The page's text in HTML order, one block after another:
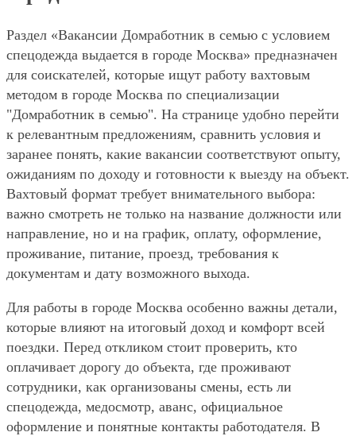
Раздел «Вакансии Домработник в семью с условием
спецодежда выдается в городе Москва» предназначен
для соискателей, которые ищут работу вахтовым
методом в городе Москва по специализации
"Домработник в семью". На странице удобно перейти
к релевантным предложениям, сравнить условия и
заранее понять, какие вакансии соответствуют опыту,
ожиданиям по доходу и готовности к выезду на объект.
Вахтовый формат требует внимательного выбора:
важно смотреть не только на название должности или
направление, но и на график, оплату, оформление,
проживание, питание, проезд, требования к
документам и дату возможного выхода.
Для работы в городе Москва особенно важны детали,
которые влияют на итоговый доход и комфорт всей
поездки. Перед откликом стоит проверить, кто
оплачивает дорогу до объекта, где проживают
сотрудники, как организованы смены, есть ли
спецодежда, медосмотр, аванс, официальное
оформление и понятные контакты работодателя. В